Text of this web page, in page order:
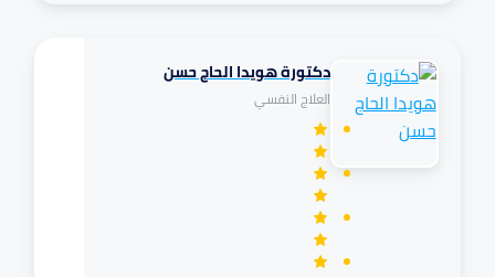
دكتورة هويدا الحاج حسن
العلاج النفسي